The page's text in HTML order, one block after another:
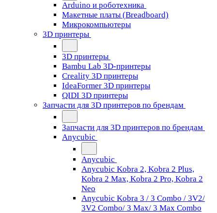
Arduino и роботехника
Макетные платы (Breadboard)
Микрокомпьютеры
3D принтеры
3D принтеры
Bambu Lab 3D-принтеры
Creality 3D принтеры
IdeaFormer 3D принтеры
QIDI 3D принтеры
Запчасти для 3D принтеров по брендам
Запчасти для 3D принтеров по брендам
Anycubic
Anycubic
Anycubic Kobra 2, Kobra 2 Plus,
Kobra 2 Max, Kobra 2 Pro, Kobra 2
Neo
Anycubic Kobra 3 / 3 Combo / 3V2/
3V2 Combo/ 3 Max/ 3 Max Combo